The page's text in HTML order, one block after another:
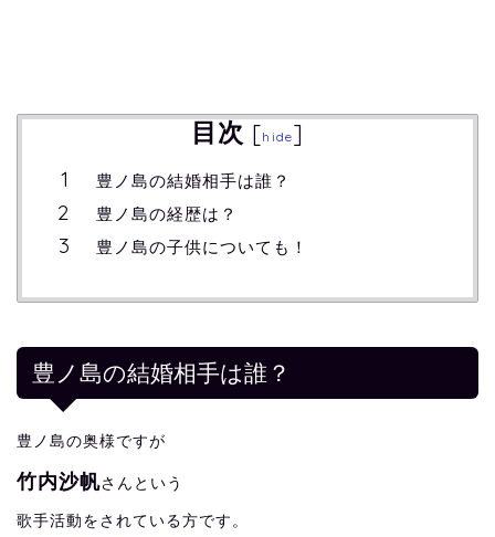
目次 [hide]
豊ノ島の結婚相手は誰？
豊ノ島の経歴は？
豊ノ島の子供についても！
豊ノ島の結婚相手は誰？
豊ノ島の奥様ですが
竹内沙帆さんという
歌手活動をされている方です。